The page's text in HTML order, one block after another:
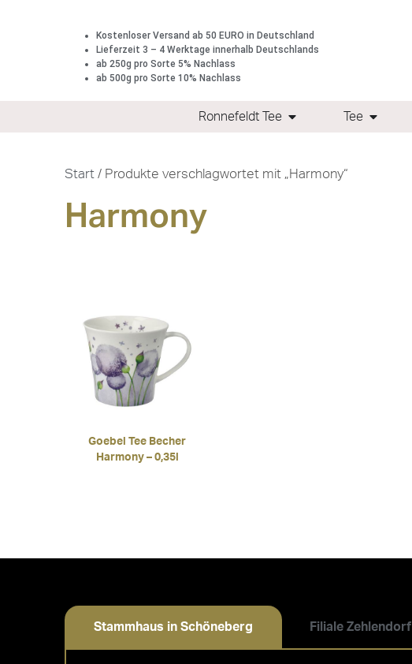
Kostenloser Versand ab 50 EURO in Deutschland
Lieferzeit 3 – 4 Werktage innerhalb Deutschlands
ab 250g pro Sorte 5% Nachlass
ab 500g pro Sorte 10% Nachlass
Ronnefeldt Tee Tee
Start / Produkte verschlagwortet mit „Harmony“
Harmony
Goebel Tee Becher
Harmony – 0,35l
Stammhaus in Schöneberg Filiale Zehlendorf